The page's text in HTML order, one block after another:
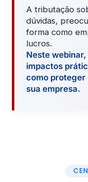
A tributação
dúvidas,
forma como
lucros.
Neste
impactos
como proteger
sua empresa.